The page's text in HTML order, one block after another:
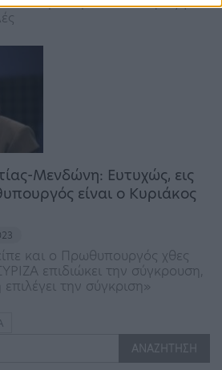
Μενδώνη: Ευτυχώς, εις
είναι ο Κυριάκος
και ο Πρωθυπουργός χθες
επιδιώκει την σύγκρουση,
την σύγκριση»